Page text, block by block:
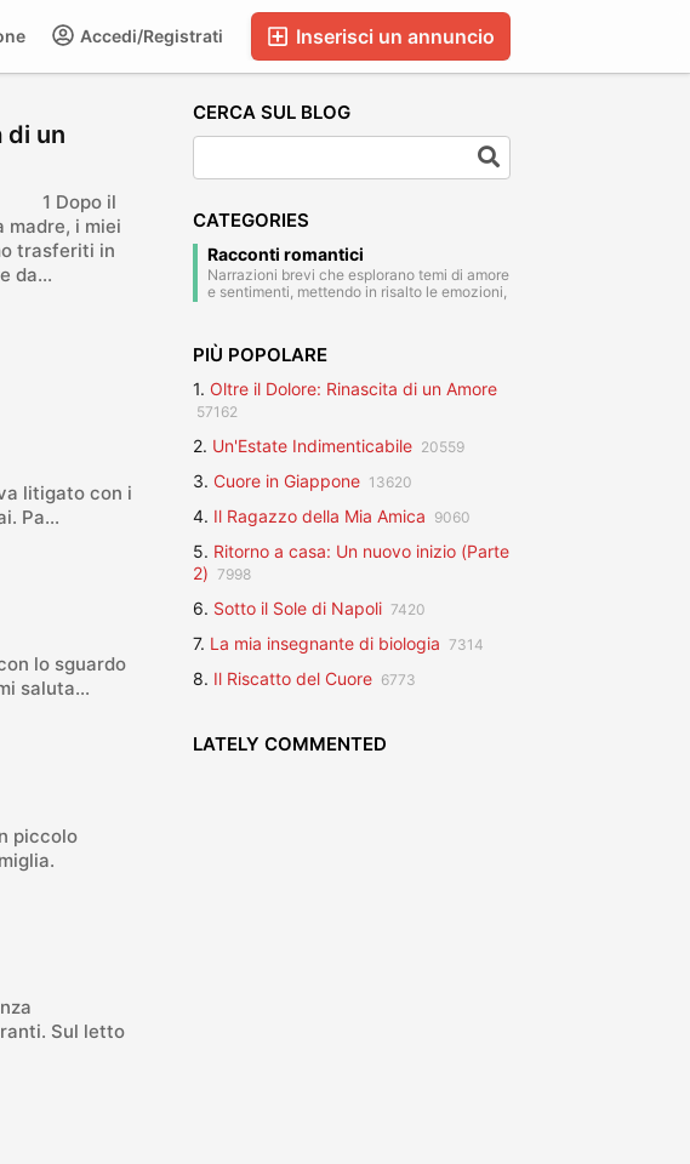
Inserisci un annuncio
Accedi/Registrati
di un
il
madre, i miei
trasferiti in
da...
litigato con i
Pa...
lo sguardo
saluta...
piccolo
Sul letto
CERCA SUL BLOG
CATEGORIES
Racconti romantici
Narrazioni brevi che esplorano temi di amore
e sentimenti, mettendo in risalto le emozioni,
PIÙ POPOLARE
1. Oltre il Dolore: Rinascita di un Amore
57162
2. Un'Estate Indimenticabile 20559
3. Cuore in Giappone 13620
4. Il Ragazzo della Mia Amica 9060
5. Ritorno a casa: Un nuovo inizio (Parte
2) 7998
6. Sotto il Sole di Napoli 7420
7. La mia insegnante di biologia 7314
8. Il Riscatto del Cuore 6773
LATELY COMMENTED